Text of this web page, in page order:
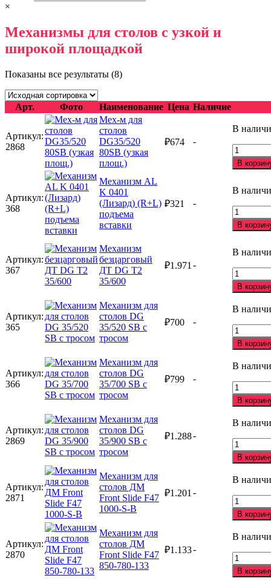
×
Механизмы для столов с узкой и
широкой площадкой
Показаны все результаты (8)
Арт. Фото Наименование Цена Наличие
Артикул:
2868
Мех-м для
столов
DG35/520
80SB (узкая
площ.)
₽674 -
В
товара
Мех-
для
DG35/
80SB
площ.)
В
Артикул:
368
Механизм AL
K 0401
(Лизард) (R+L)
подъема
вставки
₽321 -
В
товара
K
(Лизард)
(R+L)
вставки
В
Артикул:
367
Механизм
безцарговый
ДТ DG T2
35/600
₽1.971 -
В
товара
ДТ
DG
T2
35/600
В
Артикул:
365
Механизм для
столов DG
35/520 SB с
тросом
₽700 -
В
товара
для
столов
DG
35/520
SB
тросом
В
Артикул:
366
Механизм для
столов DG
35/700 SB с
тросом
₽799 -
В
товара
для
столов
DG
35/700
SB
тросом
В
Артикул:
2869
Механизм для
столов DG
35/900 SB с
тросом
₽1.288-
В
товара
для
столов
DG
35/900
SB
тросом
В
Артикул:
2871
Механизм для
столов ДМ
Front Slide F47
1000-S-B
₽1.201 -
В
товара
для
столов
ДМ
Front
Slide
В
Артикул:
2870
Механизм для
столов ДМ
Front Slide F47
850-780-133
₽1.133-
В
товара
В